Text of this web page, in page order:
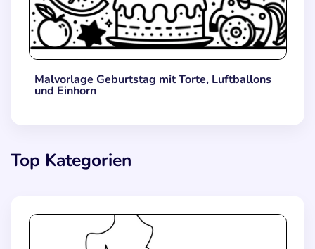
Malvorlage Geburtstag mit Torte, Luftballons
und Einhorn
Top Kategorien